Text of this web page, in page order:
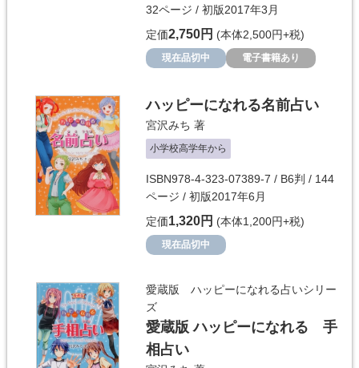
32ページ / 初版2017年3月
定価2,750円 (本体2,500円+税)
現在品切中 電子書籍あり
ハッピーになれる名前占い
宮沢みち 著
小学校高学年から
ISBN978-4-323-07389-7 / B6判 / 144
ページ / 初版2017年6月
定価1,320円 (本体1,200円+税)
現在品切中
愛蔵版 ハッピーになれる占いシリー
ズ
愛蔵版 ハッピーになれる 手
相占い